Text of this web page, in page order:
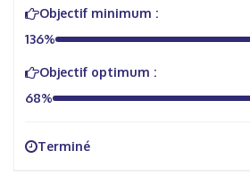
Objectif minimum :
136%
Objectif optimum :
68%
Terminé